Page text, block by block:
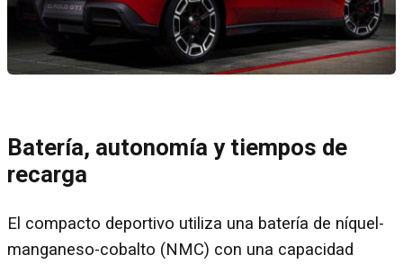
Batería, autonomía y tiempos de
recarga
El compacto deportivo utiliza una batería de níquel-
manganeso-cobalto (NMC) con una capacidad